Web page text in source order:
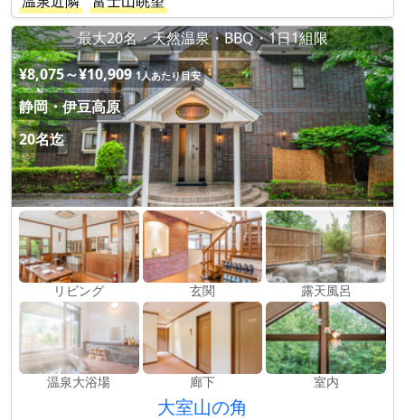
最大20名・天然温泉・BBQ・1日1組限
¥8,075～¥10,909 1人あたり目安
静岡・伊豆高原
20名迄
リビング 玄関 露天風呂
温泉大浴場 廊下 室内
大室山の角